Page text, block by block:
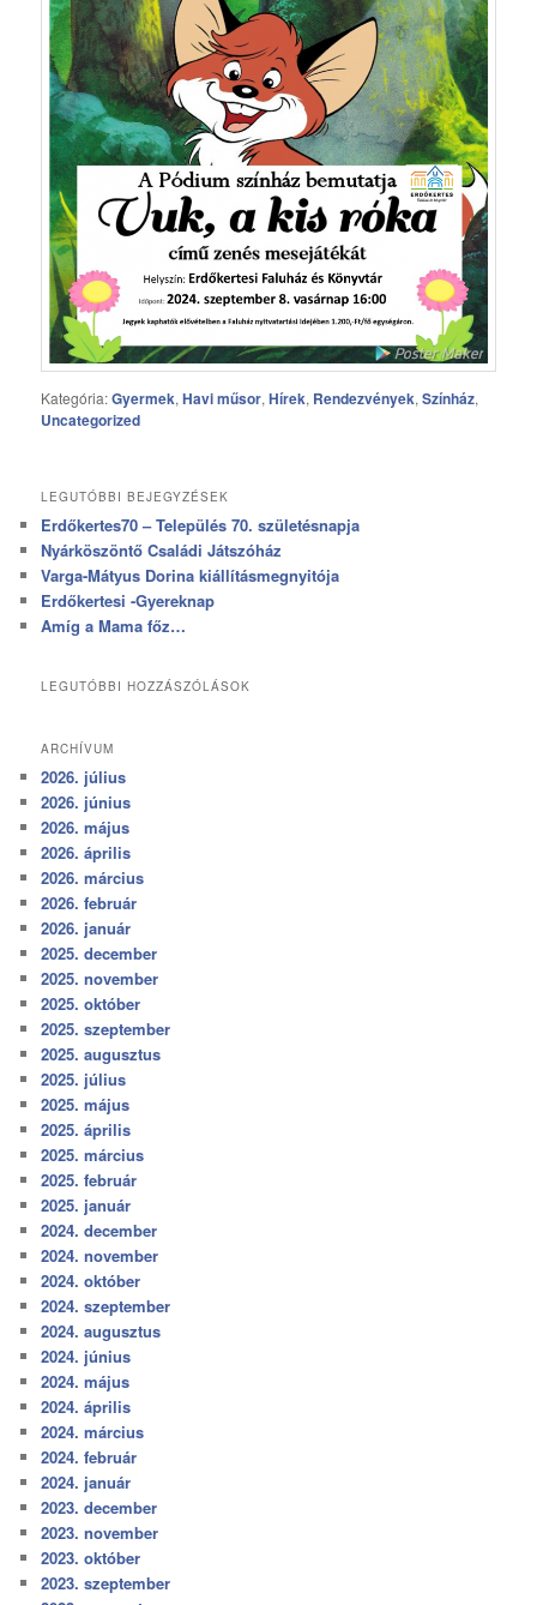
Kategória:Gyermek,Havi műsor,Hírek, Rendezvények,Színház,
Uncategorized
LEGUTÓBBI BEJEGYZÉSEK
Erdőkertes70 – Település 70. születésnapja
Nyárköszöntő Családi Játszóház
Varga-Mátyus Dorina kiállításmegnyitója
Erdőkertesi -Gyereknap
Amíg a Mama főz…
LEGUTÓBBI HOZZÁSZÓLÁSOK
ARCHÍVUM
2026. július
2026. június
2026. május
2026. április
2026. március
2026. február
2026. január
2025. december
2025. november
2025. október
2025. szeptember
2025. augusztus
2025. július
2025. május
2025. április
2025. március
2025. február
2025. január
2024. december
2024. november
2024. október
2024. szeptember
2024. augusztus
2024. június
2024. május
2024. április
2024. március
2024. február
2024. január
2023. december
2023. november
2023. október
2023. szeptember